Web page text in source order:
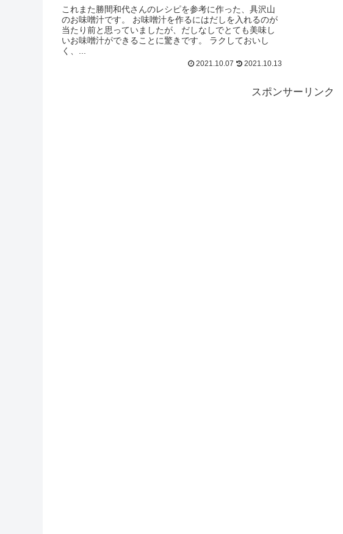
これまた勝間和代さんのレシピを参考に作った、具沢山
のお味噌汁です。 お味噌汁を作るにはだしを入れるのが
当たり前と思っていましたが、だしなしでとても美味し
いお味噌汁ができることに驚きです。 ラクしておいし
く、...
2021.10.07 2021.10.13
スポンサーリンク